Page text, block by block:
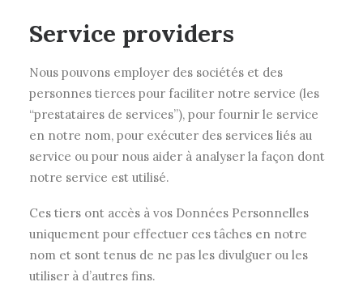
Service providers
Nous pouvons employer des sociétés et des
personnes tierces pour faciliter notre service (les
“prestataires de services”), pour fournir le service
en notre nom, pour exécuter des services liés au
service ou pour nous aider à analyser la façon dont
notre service est utilisé.
Ces tiers ont accès à vos Données Personnelles
uniquement pour effectuer ces tâches en notre
nom et sont tenus de ne pas les divulguer ou les
utiliser à d’autres fins.